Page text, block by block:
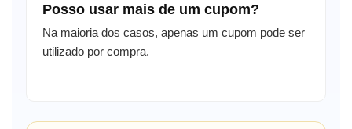
Posso usar mais de um cupom?
Na maioria dos casos, apenas um cupom pode ser
utilizado por compra.